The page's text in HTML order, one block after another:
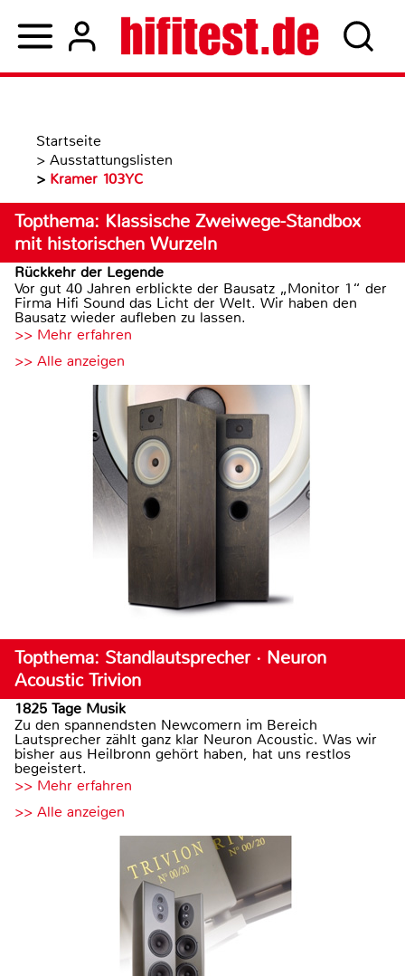
Startseite
> Ausstattungslisten
> Kramer 103YC
Topthema: Klassische Zweiwege-Standbox
mit historischen Wurzeln
Rückkehr der Legende
Vor gut 40 Jahren erblickte der Bausatz „Monitor 1“ der
Firma Hifi Sound das Licht der Welt. Wir haben den
Bausatz wieder aufleben zu lassen.
>> Mehr erfahren
>> Alle anzeigen
Topthema: Standlautsprecher · Neuron
Acoustic Trivion
1825 Tage Musik
Zu den spannendsten Newcomern im Bereich
Lautsprecher zählt ganz klar Neuron Acoustic. Was wir
bisher aus Heilbronn gehört haben, hat uns restlos
begeistert.
>> Mehr erfahren
>> Alle anzeigen